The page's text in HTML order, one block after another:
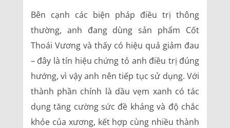
Bên cạnh các biện pháp điều trị thông
thường, anh đang dùng sản phẩm Cốt
Thoái Vương và thấy có hiệu quả giảm đau
– đây là tín hiệu chứng tỏ anh điều trị đúng
hướng, vì vậy anh nên tiếp tục sử dụng. Với
thành phần chính là dầu vẹm xanh có tác
dụng tăng cường sức đề kháng và độ chắc
khỏe của xương, kết hợp cùng nhiều thành